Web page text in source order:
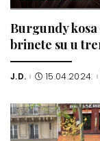
Burgundy kosa
brinete su u
Posted
J.D. 15.04.2024.